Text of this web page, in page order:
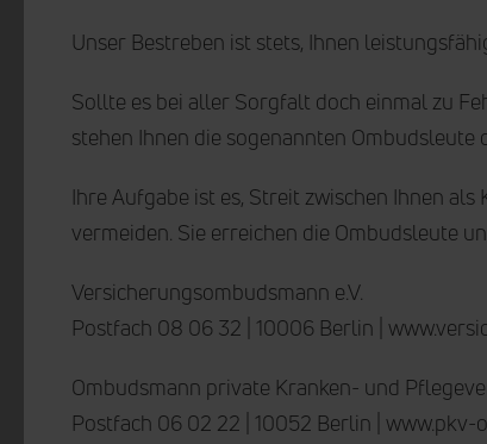
Unser Bestreben ist stets, Ihnen
Sollte es bei aller Sorgfalt doch einmal zu
stehen Ihnen die sogenannten Ombudsleute
Ihre Aufgabe ist es, Streit zwischen Ihnen
vermeiden. Sie erreichen die Ombudsleute
Versicherungsombudsmann e.V.
Postfach 08 06 32 | 10006 Berlin |
Ombudsmann private Kranken- und
Postfach 06 02 22 | 10052 Berlin | www.pkv-